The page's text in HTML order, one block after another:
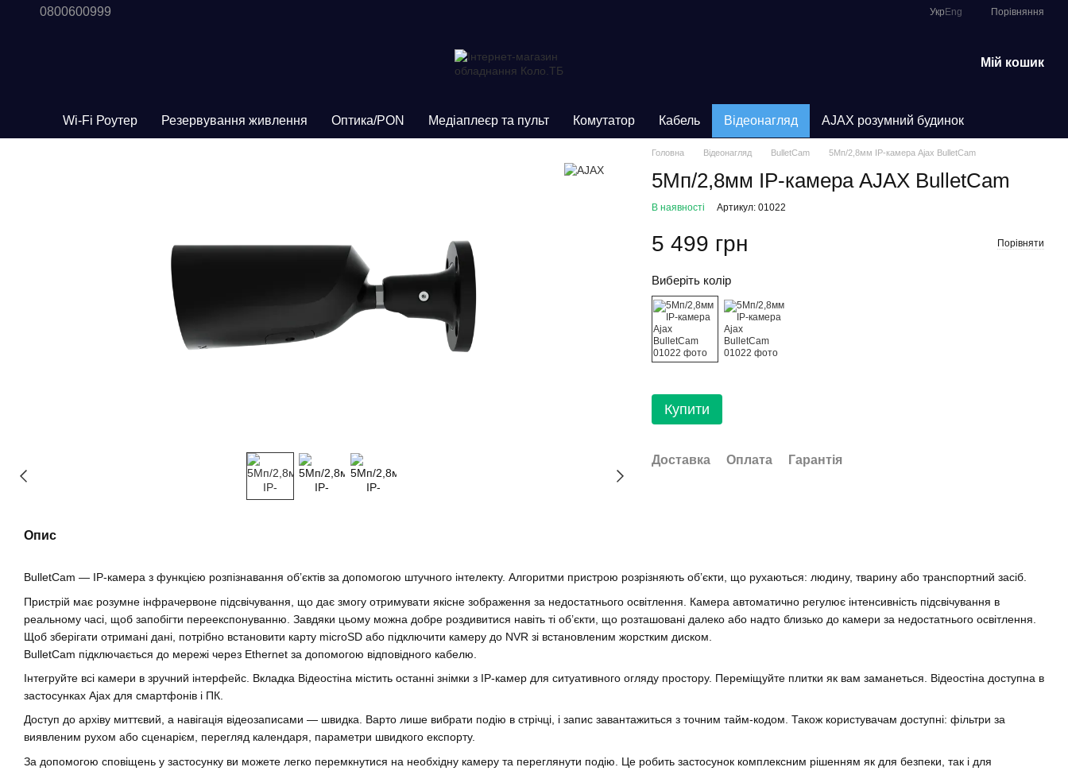
Перейти до основного контенту
0800600999 Укр Eng Порівняння
Мій кошик
Wi-Fi Роутер Резервування живлення Оптика/PON Медіаплеєр та пульт Комутатор Кабель Відеонагляд AJAX розумний будинок
Головна Відеонагляд BulletCam 5Мп/2,8мм IP-камера Ajax BulletCam
5Мп/2,8мм IP-камера AJAX BulletCam
В наявності Артикул: 01022
5 499 грн Порівняти
Виберіть колір
Купити
Доставка Оплата Гарантія
Опис
BulletCam — IP-камера з функцією розпізнавання обʼєктів за допомогою штучного інтелекту. Алгоритми пристрою розрізняють обʼєкти, що рухаються: людину, тварину або транспортний засіб.
Пристрій має розумне інфрачервоне підсвічування, що дає змогу отримувати якісне зображення за недостатнього освітлення. Камера автоматично регулює інтенсивність підсвічування в
реальному часі, щоб запобігти переекспонуванню. Завдяки цьому можна добре роздивитися навіть ті об’єкти, що розташовані далеко або надто близько до камери за недостатнього освітлення.
Щоб зберігати отримані дані, потрібно встановити карту microSD або підключити камеру до NVR зі встановленим жорстким диском.
BulletCam підключається до мережі через Ethernet за допомогою відповідного кабелю.
Інтегруйте всі камери в зручний інтерфейс. Вкладка Відеостіна містить останні знімки з IP-камер для ситуативного огляду простору. Переміщуйте плитки як вам заманеться. Відеостіна доступна в
застосунках Ajax для смартфонів і ПК.
Доступ до архіву миттєвий, а навігація відеозаписами — швидка. Варто лише вибрати подію в стрічці, і запис завантажиться з точним тайм-кодом. Також користувачам доступні: фільтри за
виявленим рухом або сценарієм, перегляд календаря, параметри швидкого експорту.
За допомогою сповіщень у застосунку ви можете легко перемкнутися на необхідну камеру та переглянути подію. Це робить застосунок комплексним рішенням як для безпеки, так і для